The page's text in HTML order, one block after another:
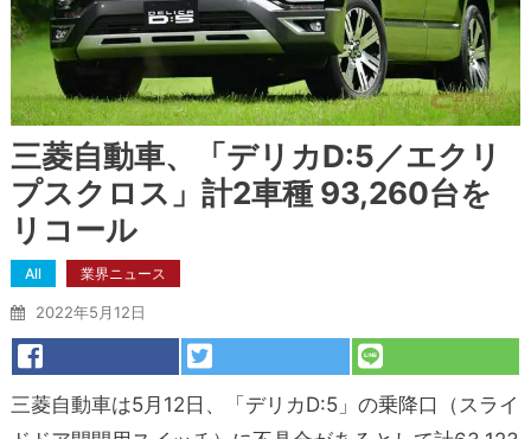
三菱自動車、「デリカD:5／エクリ
プスクロス」計2車種 93,260台を
リコール
All 業界ニュース
2022年5月12日
三菱自動車は5月12日、「デリカD:5」の乗降口（スライ